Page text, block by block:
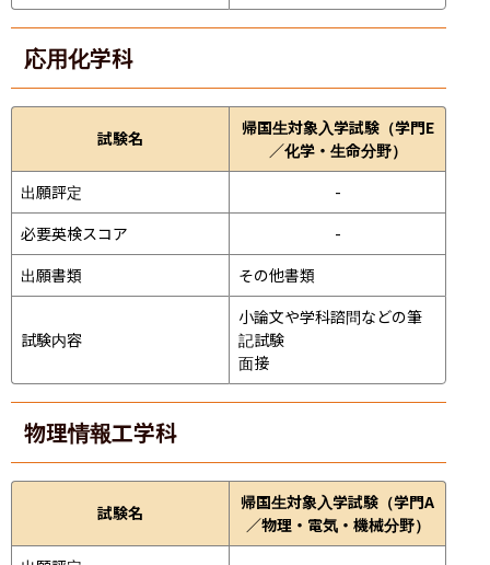
応用化学科
試験名
帰国生対象入学試験（学門E
／化学・生命分野）
出願評定
-
必要英検スコア
-
出願書類
その他書類
試験内容
小論文や学科諮問などの筆
記試験
面接
物理情報工学科
試験名
帰国生対象入学試験（学門A
／物理・電気・機械分野）